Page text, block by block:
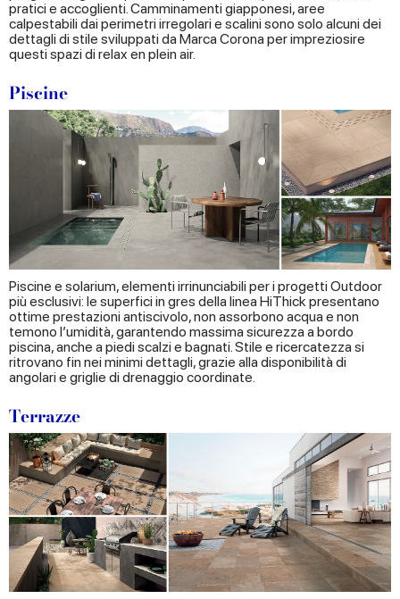
pratici e accoglienti. Camminamenti giapponesi, aree
calpestabili dai perimetri irregolari e scalini sono solo alcuni dei
dettagli di stile sviluppati da Marca Corona per impreziosire
questi spazi di relax en plein air.
Piscine
Piscine e solarium, elementi irrinunciabili per i progetti Outdoor
più esclusivi: le superfici in gres della linea HiThick presentano
ottime prestazioni antiscivolo, non assorbono acqua e non
temono l’umidità, garantendo massima sicurezza a bordo
piscina, anche a piedi scalzi e bagnati. Stile e ricercatezza si
ritrovano fin nei minimi dettagli, grazie alla disponibilità di
angolari e griglie di drenaggio coordinate.
Terrazze